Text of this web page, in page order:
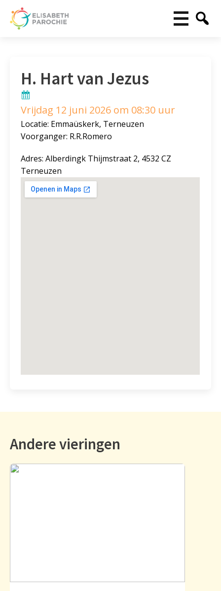
H. Hart van Jezus
Vrijdag 12 juni 2026 om 08:30 uur
Locatie: Emmaüskerk, Terneuzen
Voorganger: R.R.Romero
Adres: Alberdingk Thijmstraat 2, 4532 CZ
Terneuzen
Andere vieringen